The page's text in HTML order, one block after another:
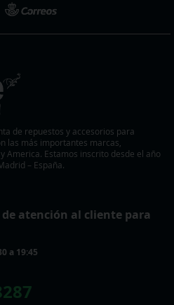
de repuestos y accesorios para
las más importantes marcas,
America. Estamos inscrito desde el año
– España.
atención al cliente para
a 19:45